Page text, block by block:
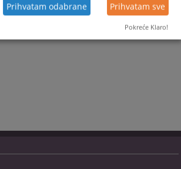
Prihvatam odabrane Prihvatam sve
Pokreće Klaro!